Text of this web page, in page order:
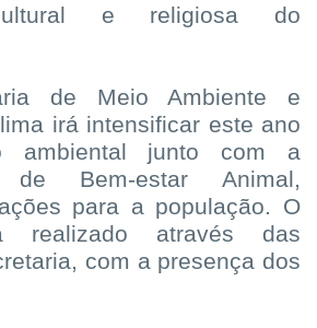
e religiosa do
de Meio Ambiente e
irá intensificar este ano
ambiental junto com a
de Bem-estar Animal,
para a população. O
realizado através das
com a presença dos